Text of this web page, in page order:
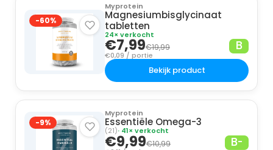
-60%
Myprotein
Magnesiumbisglycinaat
tabletten
24× verkocht
€7,99€19,99
€0,09 / portie
B
Bekijk product
-9%
Myprotein
Essentiële Omega-3
(21)· 41× verkocht
€9,99€10,99 B-